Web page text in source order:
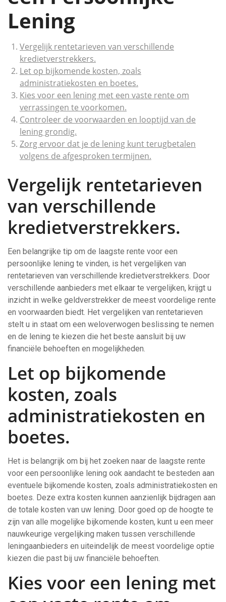
Lening
Vergelijk rentetarieven van verschillende
kredietverstrekkers.
Let op bijkomende kosten, zoals
administratiekosten en boetes.
Kies voor een lening met een vaste rente om
verrassingen te voorkomen.
Controleer de voorwaarden en looptijd van de
lening grondig.
Zorg ervoor dat je de lening kunt terugbetalen
volgens de afgesproken termijnen.
Vergelijk rentetarieven
van verschillende
kredietverstrekkers.
Een belangrijke tip om de laagste rente voor een
persoonlijke lening te vinden, is het vergelijken van
rentetarieven van verschillende kredietverstrekkers. Door
verschillende aanbieders met elkaar te vergelijken, krijgt u
inzicht in welke geldverstrekker de meest voordelige rente
en voorwaarden biedt. Het vergelijken van rentetarieven
stelt u in staat om een weloverwogen beslissing te nemen
en de lening te kiezen die het beste aansluit bij uw
financiële behoeften en mogelijkheden.
Let op bijkomende
kosten, zoals
administratiekosten en
boetes.
Het is belangrijk om bij het zoeken naar de laagste rente
voor een persoonlijke lening ook aandacht te besteden aan
eventuele bijkomende kosten, zoals administratiekosten en
boetes. Deze extra kosten kunnen aanzienlijk bijdragen aan
de totale kosten van uw lening. Door goed op de hoogte te
zijn van alle mogelijke bijkomende kosten, kunt u een meer
nauwkeurige vergelijking maken tussen verschillende
leningaanbieders en uiteindelijk de meest voordelige optie
kiezen die past bij uw financiële behoeften.
Kies voor een lening met